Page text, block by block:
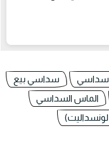
سداسي بيع
الماس السداسي